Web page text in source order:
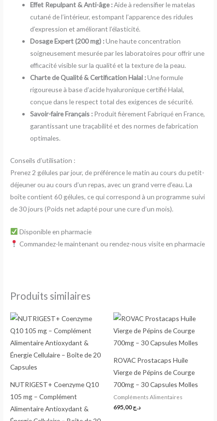
Effet Repulpant & Anti-âge :Aide à redensifier le matelas
cutané de l’intérieur, estompant l’apparence des ridules
d’expression et améliorant l’élasticité.
Dosage Expert (200 mg) :Une haute concentration
soigneusement mesurée par les laboratoires pour offrir une
efficacité visible sur la qualité et la texture de la peau.
Charte de Qualité & Certification Halal :Une formule
rigoureuse à base d’acide hyaluronique certifié Halal,
conçue dans le respect total des exigences de sécurité.
Savoir-faire Français : Produit fièrement Fabriqué en France,
garantissant une traçabilité et des normes de fabrication
optimales.
Conseils d’utilisation :
Prenez 2 gélules par jour, de préférence le matin au cours du petit-
déjeuner ou au cours d’un repas, avec un grand verre d’eau. La
boîte contient 60 gélules, ce qui correspond à un programme suivi
de 30 jours (Poids net adapté pour une cure d’un mois).
Disponible en pharmacie
Commandez-le maintenant ou rendez-nous visite en pharmacie
Produits similaires
NUTRIGEST+ Coenzyme Q10
105 mg – Complément
Alimentaire Antioxydant &
ROVAC Prostacaps Huile
Vierge de Pépins de Courge
700mg – 30 Capsules Molles
Compléments Alimentaires
د.ج695,00